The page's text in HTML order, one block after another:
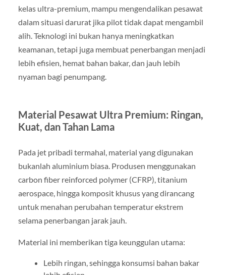
kelas ultra-premium, mampu mengendalikan pesawat
dalam situasi darurat jika pilot tidak dapat mengambil
alih. Teknologi ini bukan hanya meningkatkan
keamanan, tetapi juga membuat penerbangan menjadi
lebih efisien, hemat bahan bakar, dan jauh lebih
nyaman bagi penumpang.
Material Pesawat Ultra Premium: Ringan,
Kuat, dan Tahan Lama
Pada jet pribadi termahal, material yang digunakan
bukanlah aluminium biasa. Produsen menggunakan
carbon fiber reinforced polymer (CFRP), titanium
aerospace, hingga komposit khusus yang dirancang
untuk menahan perubahan temperatur ekstrem
selama penerbangan jarak jauh.
Material ini memberikan tiga keunggulan utama:
Lebih ringan, sehingga konsumsi bahan bakar